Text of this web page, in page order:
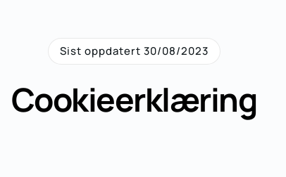
Sist oppdatert 30/08/2023
Cookieerklæring